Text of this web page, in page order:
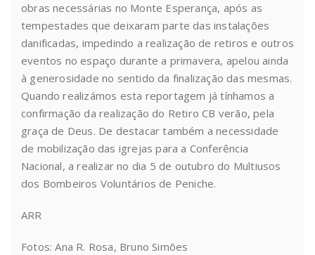
obras necessárias no Monte Esperança, após as
tempestades que deixaram parte das instalações
danificadas, impedindo a realização de retiros e outros
eventos no espaço durante a primavera, apelou ainda
à generosidade no sentido da finalização das mesmas.
Quando realizámos esta reportagem já tínhamos a
confirmação da realização do Retiro CB verão, pela
graça de Deus. De destacar também a necessidade
de mobilização das igrejas para a Conferência
Nacional, a realizar no dia 5 de outubro do Multiusos
dos Bombeiros Voluntários de Peniche.
ARR
Fotos: Ana R. Rosa, Bruno Simões